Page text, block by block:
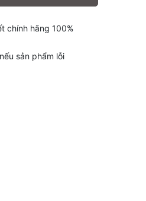
chính hãng 100%
sản phẩm lỗi